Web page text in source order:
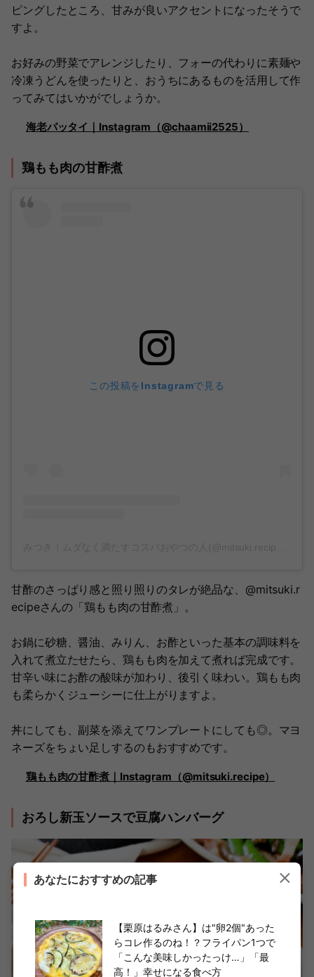
ピングしたところ、甘みが良いアクセントになったそうで
すよ。
お好みの野菜でアレンジしたり、フォーの代わりに素麺や
冷凍うどんを使ったりと、おうちにあるものを活用して作
ってみてはいかがでしょうか。
海老パッタイ｜Instagram（@chaamii2525）
鶏もも肉の甘酢煮
この投稿をInstagramで見る
甘酢のさっぱり感と照り照りのタレが絶品な、@mitsuki.r
ecipeさんの「鶏もも肉の甘酢煮」。
お鍋に砂糖、醤油、みりん、お酢といった基本の調味料を
入れて煮立たせたら、鶏もも肉を加えて煮れば完成です。
甘辛い味にお酢の酸味が加わり、後引く味わい。鶏もも肉
も柔らかくジューシーに仕上がりますよ。
丼にしても、副菜を添えてワンプレートにしても◎。マヨ
ネーズをちょい足しするのもおすすめです。
鶏もも肉の甘酢煮｜Instagram（@mitsuki.recipe）
おろし新玉ソースで豆腐ハンバーグ
あなたにおすすめの記事
【栗原はるみさん】は"卵2個"あった
らコレ作るのね！？フライパン1つで
「こんな美味しかったっけ…」「最
高！」幸せになる食べ方